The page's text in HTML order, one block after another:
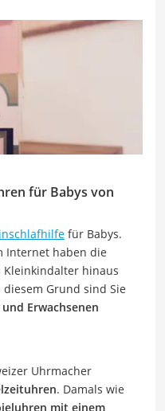
für Babys von
für Babys.
Internet haben die
Kleinkindalter hinaus
diesem Grund sind Sie
Erwachsenen
Uhrmacher
. Damals wie
mit einem